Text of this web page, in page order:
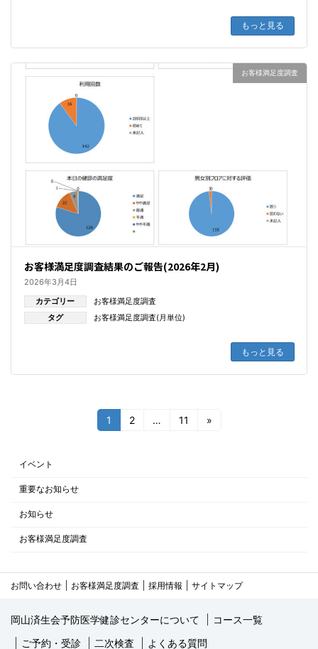
もっと見る
お客様満足度調査
お客様満足度調査結果のご報告(2026年2月)
2026年3月4日
カテゴリー
お客様満足度調査
タグ
お客様満足度調査(月単位)
もっと見る
ナ
ビ
ゲ
シ
ョ
ン
固
定
1
固
2 …
固
11 »
イベント
重要なお知らせ
お知らせ
お客様満足度調査
お問い合わせ お客様満足度調査 採用情報 サイトマップ
岡山済生会予防医学健診センターについて
コース一覧
ご予約・受診
二次検査 よくある質問